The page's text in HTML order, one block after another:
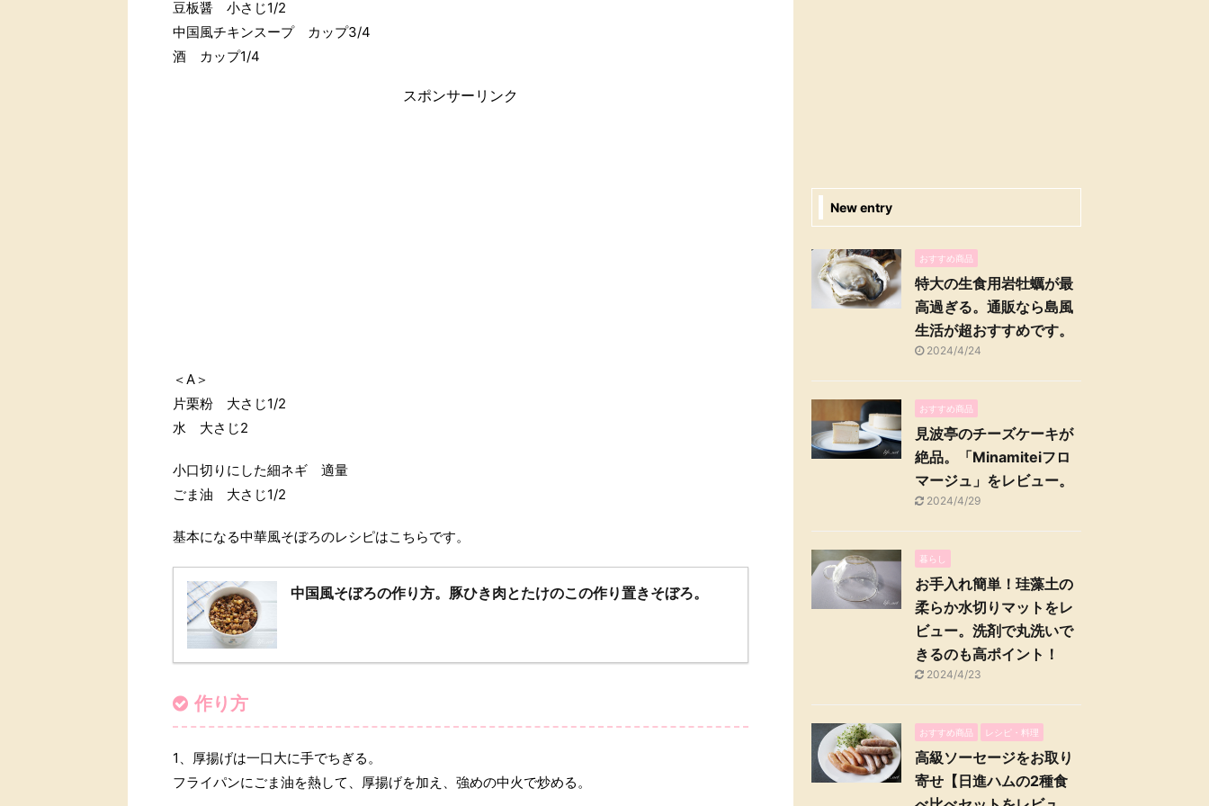
豆板醤 小さじ1/2
中国風チキンスープ カップ3/4
酒 カップ1/4
スポンサーリンク
＜A＞
片栗粉 大さじ1/2
水 大さじ2
小口切りにした細ネギ 適量
ごま油 大さじ1/2
基本になる中華風そぼろのレシピはこちらです。
中国風そぼろの作り方。豚ひき肉とたけのこの作り置きそぼろ。
作り方
1、厚揚げは一口大に手でちぎる。
フライパンにごま油を熱して、厚揚げを加え、強めの中火で炒める。
New entry
おすすめ商品
特大の生食用岩牡蠣が最
高過ぎる。通販なら島風
生活が超おすすめです。
2024/4/24
おすすめ商品
見波亭のチーズケーキが
絶品。「Minamiteiフロ
マージュ」をレビュー。
2024/4/29
暮らし
お手入れ簡単！珪藻土の
柔らか水切りマットをレ
ビュー。洗剤で丸洗いで
きるのも高ポイント！
2024/4/23
おすすめ商品 レシピ・料理
高級ソーセージをお取り
寄せ【日進ハムの2種食